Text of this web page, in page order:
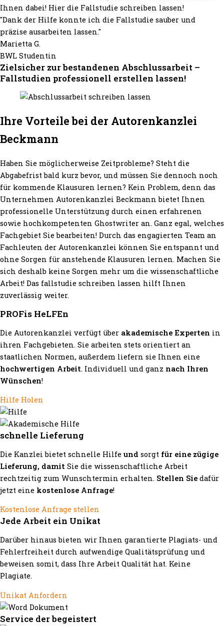
Ihnen dabei! Hier die Fallstudie schreiben lassen!
"Dank der Hilfe konnte ich die Fallstudie sauber und
präzise ausarbeiten lassen."
Marietta G.
BWL Studentin
Zielsicher zur bestandenen Abschlussarbeit –
Fallstudien professionell erstellen lassen!
Ihre Vorteile bei der Autorenkanzlei
Beckmann
Haben Sie möglicherweise Zeitprobleme? Steht die
Abgabefrist bald kurz bevor, und müssen Sie dennoch noch
für kommende Klausuren lernen? Kein Problem, denn das
Unternehmen Autorenkanzlei Beckmann bietet Ihnen
professionelle Unterstützung durch einen erfahrenen
sowie hochkompetenten Ghostwriter an. Ganz egal, welches
Fachgebiet Sie bearbeiten! Durch das engagierten Team an
Fachleuten der Autorenkanzlei können Sie entspannt und
ohne Sorgen für anstehende Klausuren lernen. Machen Sie
sich deshalb keine Sorgen mehr um die wissenschaftliche
Arbeit! Das fallstudie schreiben lassen hilft Ihnen
zuverlässig weiter.
PROFis HeLFEn
Die Autorenkanzlei verfügt über akademische Experten in
ihren Fachgebieten. Sie arbeiten stets orientiert an
staatlichen Normen, außerdem liefern sie Ihnen eine
hochwertigen Arbeit. Individuell und ganz nach Ihren
Wünschen!
Hilfe Holen
schnelle Lieferung
Die Kanzlei bietet schnelle Hilfe und sorgt für eine zügige
Lieferung, damit Sie die wissenschaftliche Arbeit
rechtzeitig zum Wunschtermin erhalten. Stellen Sie dafür
jetzt eine kostenlose Anfrage!
Kostenlose Anfrage stellen
Jede Arbeit ein Unikat
Darüber hinaus bieten wir Ihnen garantierte Plagiats- und
Fehlerfreiheit durch aufwendige Qualitätsprüfung und
beweisen somit, dass Ihre Arbeit Qualität hat. Keine
Plagiate.
Unikat Anfordern
Service der begeistert